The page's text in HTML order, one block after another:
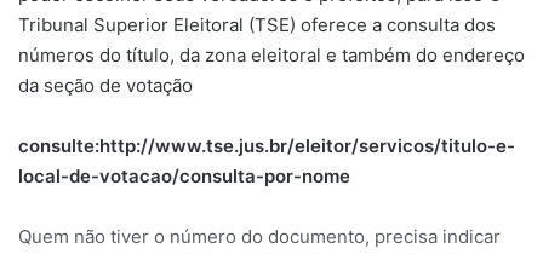
Tribunal Superior Eleitoral (TSE) oferece a consulta dos
números do título, da zona eleitoral e também do endereço
da seção de votação
consulte:http://www.tse.jus.br/eleitor/servicos/titulo-e-
local-de-votacao/consulta-por-nome
Quem não tiver o número do documento, precisa indicar